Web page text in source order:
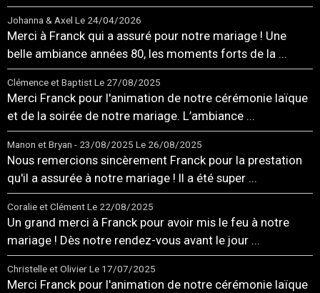
Johanna & Axel Le 24/04/2026
Merci à Franck qui a assuré pour notre mariage ! Une
belle ambiance années 80, les moments forts de la ...
Clémence et BaptistLe 27/08/2025
Merci Franck pour l'animation de notre cérémonie laïque
et de la soirée de notre mariage. L’ambiance ...
Manon et Bryan - 23/08/2025 Le 26/08/2025
Nous remercions sincèrement Franck pour la prestation
qu'il a assurée à notre mariage ! Il a été super ...
Coralie et ClémentLe 22/08/2025
Un grand merci à Franck pour avoir mis le feu à notre
mariage ! Dès notre rendez-vous avant le jour ...
Christelle et OlivierLe 17/07/2025
Merci Franck pour l'animation de notre cérémonie laïque